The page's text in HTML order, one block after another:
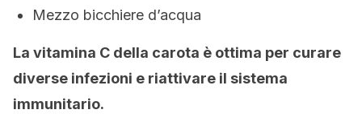
Mezzo bicchiere d’acqua
La vitamina C della carota è ottima per curare
diverse infezioni e riattivare il sistema
immunitario.